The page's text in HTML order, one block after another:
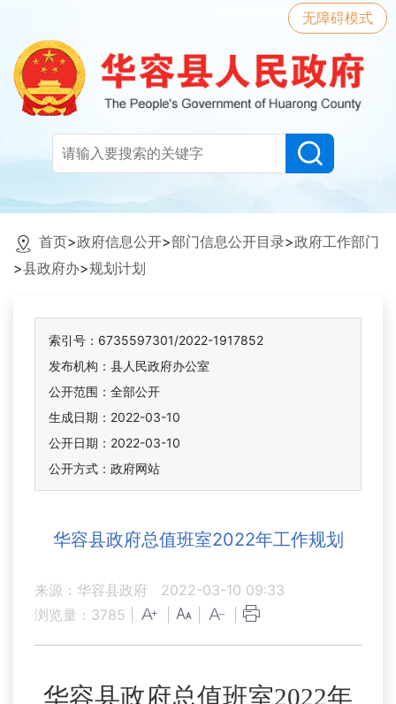
无障碍模式
首页>政府信息公开>部门信息公开目录>政府工作部门
>县政府办>规划计划
索引号：6735597301/2022-1917852
发布机构：县人民政府办公室
公开范围：全部公开
生成日期：2022-03-10
公开日期：2022-03-10
公开方式：政府网站
华容县政府总值班室2022年工作规划
来源：华容县政府
2022-03-10 09:33
浏览量： 3785
华容县政府总值班室2022年